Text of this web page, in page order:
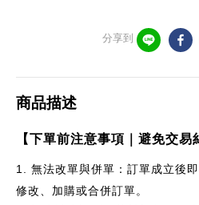
分享到
商品描述
【下單前注意事項｜避免交易
1.
無法改單與併單：訂單成立後
修改、加購或合併訂單。